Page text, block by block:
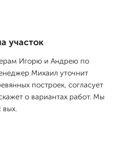
участок
Игорю и Андрею по
Михаил уточнит
построек, согласует
о вариантах работ. Мы